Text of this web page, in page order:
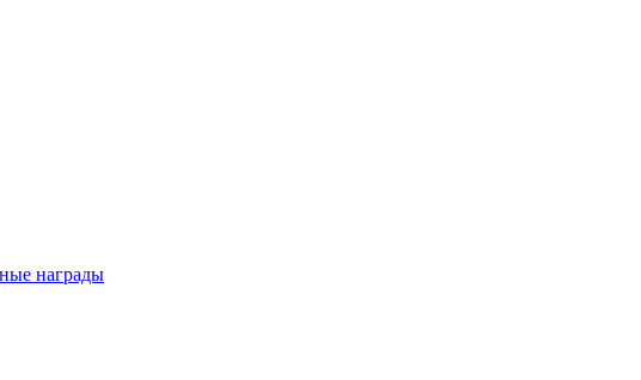
награды